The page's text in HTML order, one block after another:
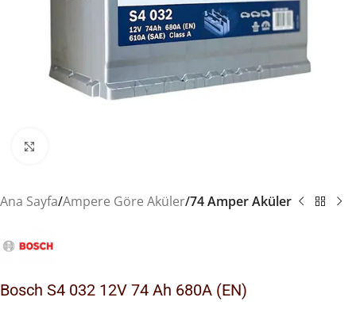
Ana Sayfa Ampere Göre Aküler 74 Amper Aküler
Bosch S4 032 12V 74 Ah 680A (EN)